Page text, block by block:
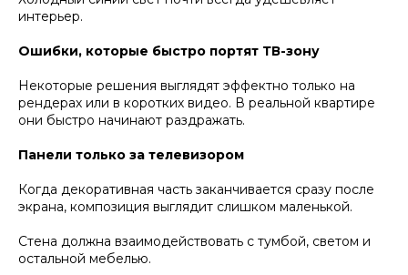
интерьер.
Ошибки, которые быстро портят ТВ-зону
Некоторые решения выглядят эффектно только на
рендерах или в коротких видео. В реальной квартире
они быстро начинают раздражать.
Панели только за телевизором
Когда декоративная часть заканчивается сразу после
экрана, композиция выглядит слишком маленькой.
Стена должна взаимодействовать с тумбой, светом и
остальной мебелью.